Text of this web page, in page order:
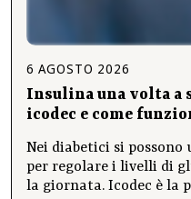
6 AGOSTO 2026
Insulina una volta a
icodec e come
Nei diabetici si
per regolare i livelli di
la giornata. Icodec è la